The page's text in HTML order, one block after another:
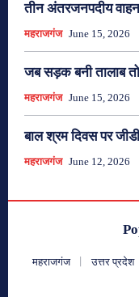
तीन अंतरजनपदीय वाहन
महराजगंज June 15, 2026
जब सड़क बनी तालाब तो
महराजगंज June 15, 2026
बाल श्रम दिवस पर
महराजगंज June 12, 2026
महराजगंज उत्तर प्रदेश